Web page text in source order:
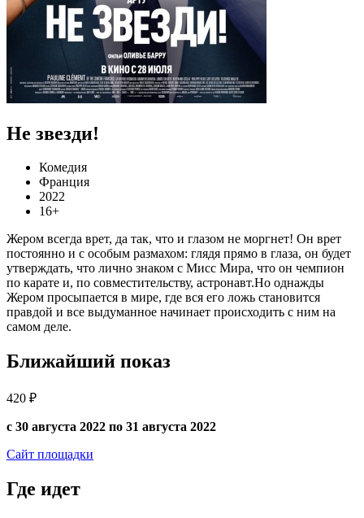
Не звезди!
Комедия
Франция
2022
16+
Жером всегда врет, да так, что и глазом не моргнет! Он врет
постоянно и с особым размахом: глядя прямо в глаза, он будет
утверждать, что лично знаком с Мисс Мира, что он чемпион
по карате и, по совместительству, астронавт.Но однажды
Жером просыпается в мире, где вся его ложь становится
правдой и все выдуманное начинает происходить с ним на
самом деле.
Ближайший показ
420 ₽
с 30 августа 2022 по 31 августа 2022
Сайт площадки
Где идет